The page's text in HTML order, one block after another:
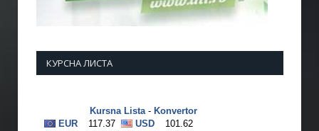
КУРСНА ЛИСТА